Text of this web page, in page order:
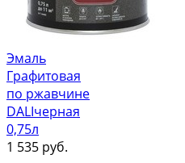
Эмаль
Графитовая
по ржавчине
DALIчерная
0,75л
1 535 руб.